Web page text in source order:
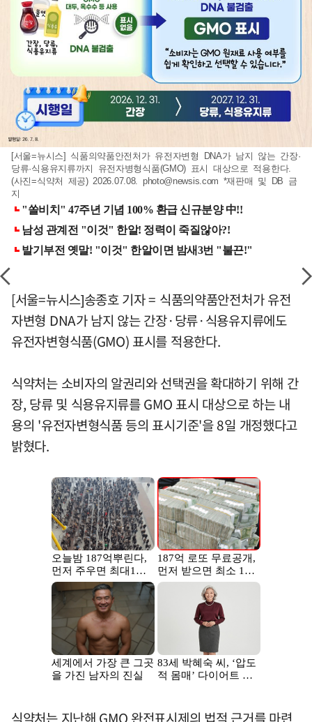
[서울=뉴시스] 식품의약품안전처가 유전자변형 DNA가 남지 않는 간장·
당류·식용유지류까지 유전자병형식품(GMO) 표시 대상으로 적용한다.
(사진=식약처 제공) 2026.07.08. photo@newsis.com *재판매 및 DB 금
지
[서울=뉴시스]송종호 기자 = 식품의약품안전처가 유전
자변형 DNA가 남지 않는 간장·당류·식용유지류에도
유전자변형식품(GMO) 표시를 적용한다.
식약처는 소비자의 알권리와 선택권을 확대하기 위해 간
장, 당류 및 식용유지류를 GMO 표시 대상으로 하는 내
용의 '유전자변형식품 등의 표시기준'을 8일 개정했다고
밝혔다.
식약처는 지난해 GMO 완전표시제의 법적 근거를 마련